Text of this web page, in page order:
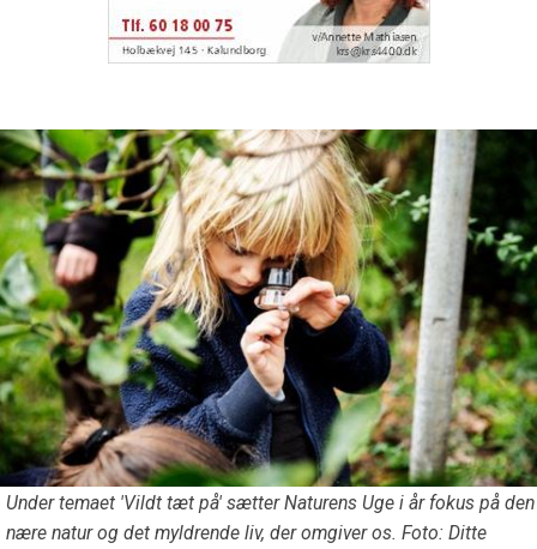
Under temaet 'Vildt tæt på' sætter Naturens Uge i år fokus på den
nære natur og det myldrende liv, der omgiver os. Foto: Ditte